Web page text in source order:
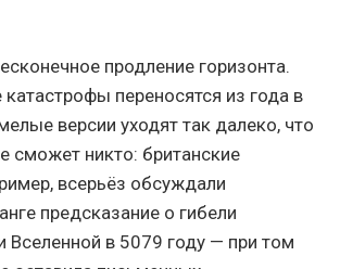
продление горизонта.
переносятся из года в
версии уходят так далеко, что
сможет никто: британские
всерьёз обсуждали
предсказание о гибели
Вселенной в 5079 году — при том